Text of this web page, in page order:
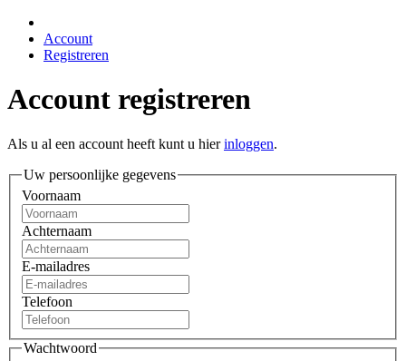
Account
Registreren
Account registreren
Als u al een account heeft kunt u hierinloggen.
Uw persoonlijke gegevens
Voornaam
Achternaam
E-mailadres
Telefoon
Wachtwoord